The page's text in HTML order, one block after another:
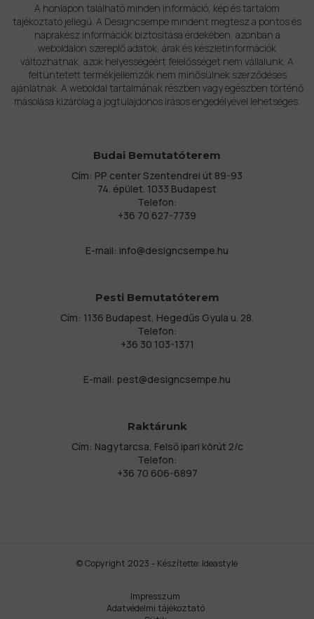
A honlapon található minden információ, kép és tartalom
tájékoztató jellegű. A Designcsempe mindent megtesz a pontos és
naprakész információk biztosítása érdekében, azonban a
weboldalon szereplő adatok, árak és készletinformációk
változhatnak, azok helyességéért felelősséget nem vállalunk. A
feltüntetett termékjellemzők nem minősülnek szerződéses
ajánlatnak. A weboldal tartalmának részben vagy egészben történő
másolása kizárólag a jogtulajdonos írásos engedélyével lehetséges.
Budai Bemutatóterem
Cím: PP center Szentendrei út 89-93
74. épület. 1033 Budapest
Telefon:
+36 70 627-7739
E-mail: info@designcsempe.hu
Pesti Bemutatóterem
Cím: 1136 Budapest, Hegedűs Gyula u. 28.
Telefon:
+36 30 103-1371
E-mail: pest@designcsempe.hu
Raktárunk
Cím: Nagytarcsa, Felső ipari körút 2/c
Telefon:
+36 70 606-6897
© Copyright 2023 - Készítette: Ideastyle
Impresszum
Adatvédelmi tájékoztató